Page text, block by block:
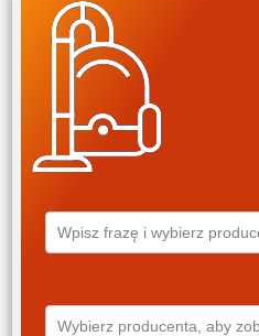
Wpisz frazę i wybierz
Wybierz producenta, aby